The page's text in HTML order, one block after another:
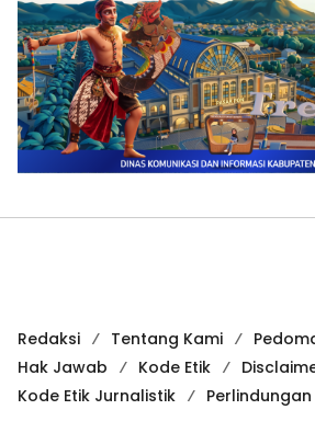
Redaksi Tentang Kami
Hak Jawab
Kode Etik
Kode Etik Jurnalistik